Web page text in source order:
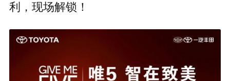
利，现场解锁！